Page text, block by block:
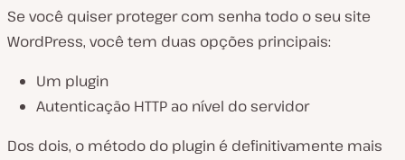
Se você quiser proteger com senha todo o seu site
WordPress, você tem duas opções principais:
Um plugin
Autenticação HTTP ao nível do servidor
Dos dois, o método do plugin é definitivamente mais